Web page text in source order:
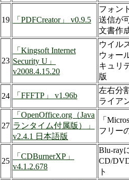
19 「PDFCreator」 v0.9.5
フォン
送信が
文書作
23
「Kingsoft Internet
Security U」
v2008.4.15.20
ウイル
ウォー
キュリ
版
24 「FFFTP」 v1.96b
左右分
ライア
27
「OpenOffice.org（Java
ランタイム付属版）」
v2.4.1 日本語版
「
フリー
25
「CDBurnerXP」
v4.1.2.678
Blu-ray
CD/
ト